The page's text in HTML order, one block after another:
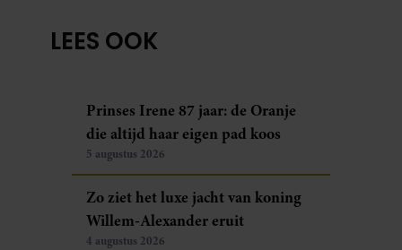
LEES OOK
Prinses Irene 87 jaar: de Oranje
die altijd haar eigen pad koos
5 augustus 2026
Zo ziet het luxe jacht van koning
Willem-Alexander eruit
4 augustus 2026